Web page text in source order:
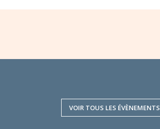
VOIR TOUS LES ÉVÈNEMENTS